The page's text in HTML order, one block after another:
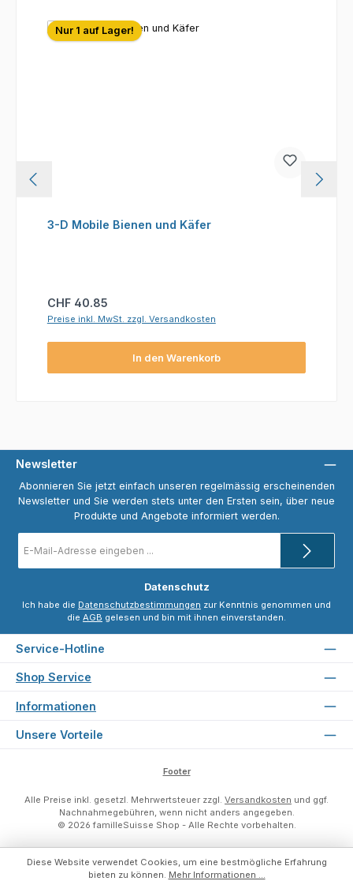
Nur 1 auf Lager!
3-D Mobile Bienen und Käfer
Regulärer Preis:
CHF 40.85
Preise inkl. MwSt. zzgl. Versandkosten
In den Warenkorb
Newsletter
Abonnieren Sie jetzt einfach unseren regelmässig erscheinenden
Newsletter und Sie werden stets unter den Ersten sein, über neue
Produkte und Angebote informiert werden.
Mail-
Datenschutz
Ich habe die Datenschutzbestimmungen zur Kenntnis genommen und
die AGB gelesen und bin mit ihnen einverstanden.
Service-Hotline
Shop Service
Informationen
Unsere Vorteile
Footer
Alle Preise inkl. gesetzl. Mehrwertsteuer zzgl. Versandkosten und ggf.
Nachnahmegebühren, wenn nicht anders angegeben.
© 2026 familleSuisse Shop - Alle Rechte vorbehalten.
Diese Website verwendet Cookies, um eine bestmögliche Erfahrung
bieten zu können. Mehr Informationen ...